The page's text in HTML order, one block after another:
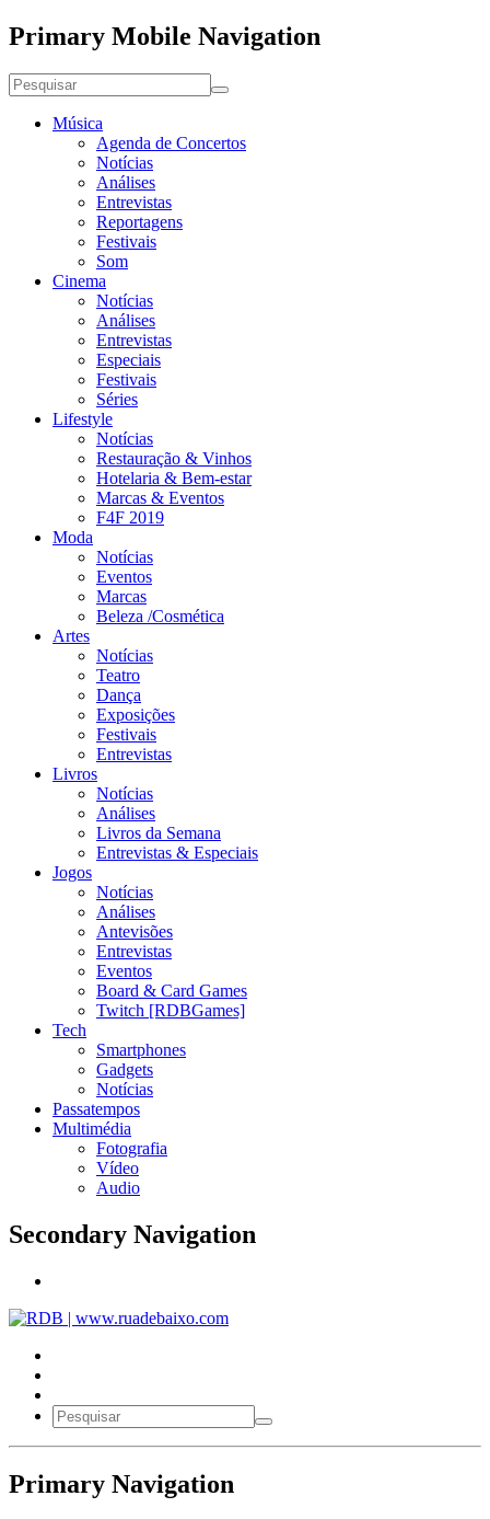
Primary Mobile Navigation
Música
Agenda de Concertos
Notícias
Análises
Entrevistas
Reportagens
Festivais
Som
Cinema
Notícias
Análises
Entrevistas
Especiais
Festivais
Séries
Lifestyle
Notícias
Restauração & Vinhos
Hotelaria & Bem-estar
Marcas & Eventos
F4F 2019
Moda
Notícias
Eventos
Marcas
Beleza /Cosmética
Artes
Notícias
Teatro
Dança
Exposições
Festivais
Entrevistas
Livros
Notícias
Análises
Livros da Semana
Entrevistas & Especiais
Jogos
Notícias
Análises
Antevisões
Entrevistas
Eventos
Board & Card Games
Twitch [RDBGames]
Tech
Smartphones
Gadgets
Notícias
Passatempos
Multimédia
Fotografia
Vídeo
Audio
Secondary Navigation
Primary Navigation